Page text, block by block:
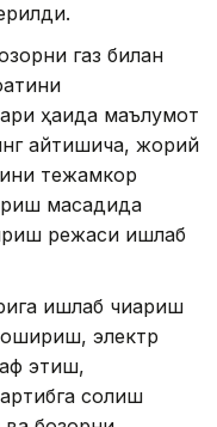
газ билан
ҳақида маълумот
айтишича, жорий
тежамкор
мақсадида
режаси ишлаб
ишлаб чиқариш
электр
этиш,
солиш